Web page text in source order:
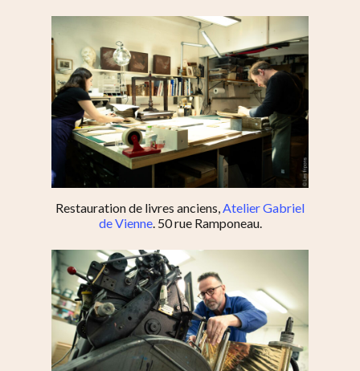
Restauration de livres anciens, Atelier Gabriel
de Vienne. 50 rue Ramponeau.